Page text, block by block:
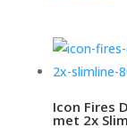
Icon Fires
met 2x